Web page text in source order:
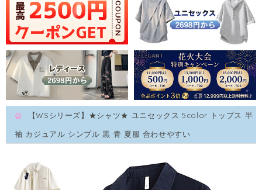
【WSシリーズ】★シャツ★ ユニセックス 5color トップス 半
袖 カジュアル シンプル 黒 青 夏服 合わせやすい